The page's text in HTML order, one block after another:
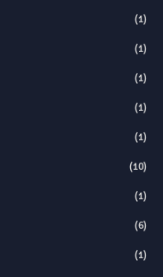
(1)
(1)
(1)
(1)
(1)
(10)
(1)
(6)
(1)